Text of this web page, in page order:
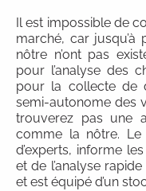
Il est impossible de
marché, car
nôtre n’ont pas
pour l’analyse des
pour la collecte de
semi-autonome des
trouverez pas une
comme la nôtre. Le
d’experts, informe
et de l’analyse
et est équipé d’un